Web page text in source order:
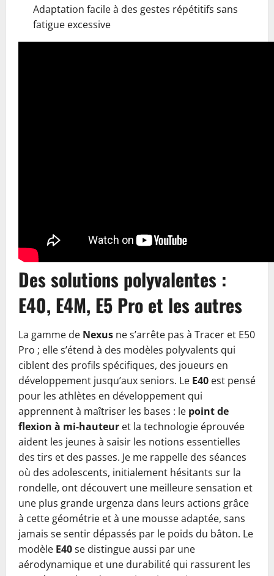
Adaptation facile à des gestes répétitifs sans
fatigue excessive
Des solutions polyvalentes :
E40, E4M, E5 Pro et les autres
La gamme de Nexus ne s’arrête pas à Tracer et E50
Pro ; elle s’étend à des modèles polyvalents qui
ciblent des profils spécifiques, des joueurs en
développement jusqu’aux seniors. Le E40 est pensé
pour les athlètes en développement qui
apprennent à maîtriser les bases : le point de
flexion à mi-hauteur et la technologie éprouvée
aident les jeunes à saisir les notions essentielles
des tirs et des passes. Je me rappelle des séances
où des adolescents, initialement hésitants sur la
rondelle, ont découvert une meilleure sensation et
une plus grande urgenza dans leurs actions grâce
à cette géométrie et à une mousse adaptée, sans
jamais se sentir dépassés par le poids du bâton. Le
modèle E40se distingue aussi par une
aérodynamique et une durabilité qui rassurent les